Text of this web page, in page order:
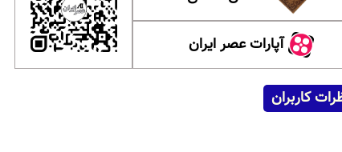
آپارات عصر ایران
کاربران